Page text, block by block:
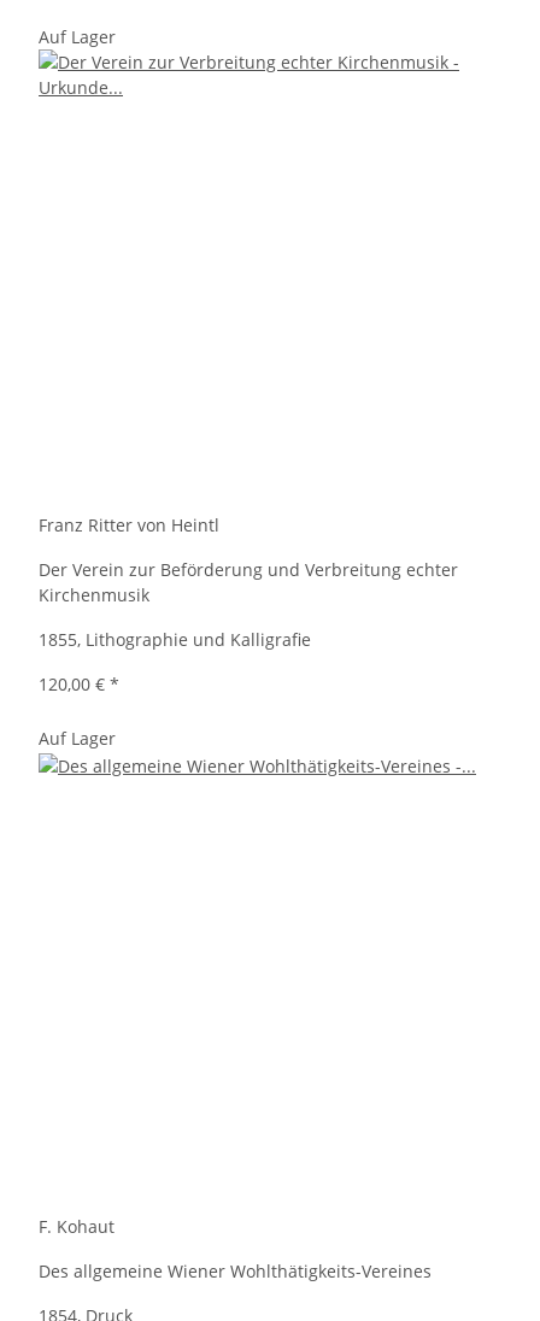
Auf Lager
Franz Ritter von Heintl
Der Verein zur Beförderung und Verbreitung echter
Kirchenmusik
1855, Lithographie und Kalligrafie
120,00 € *
Auf Lager
F. Kohaut
Des allgemeine Wiener Wohlthätigkeits-Vereines
1854, Druck